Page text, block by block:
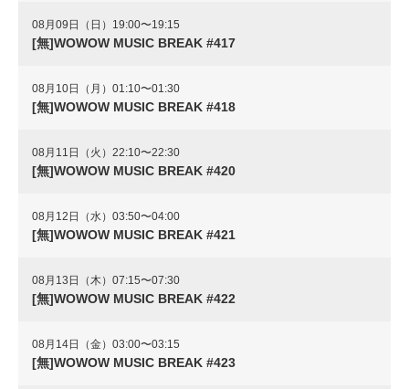
08月09日（日）19:00〜19:15
[無]WOWOW MUSIC BREAK #417
08月10日（月）01:10〜01:30
[無]WOWOW MUSIC BREAK #418
08月11日（火）22:10〜22:30
[無]WOWOW MUSIC BREAK #420
08月12日（水）03:50〜04:00
[無]WOWOW MUSIC BREAK #421
08月13日（木）07:15〜07:30
[無]WOWOW MUSIC BREAK #422
08月14日（金）03:00〜03:15
[無]WOWOW MUSIC BREAK #423